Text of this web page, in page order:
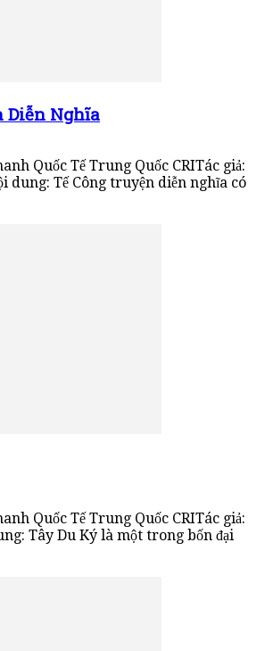
Diễn Nghĩa
Quốc Tế Trung Quốc CRITác giả:
dung: Tế Công truyện diễn nghĩa có
Quốc Tế Trung Quốc CRITác giả:
Tây Du Ký là một trong bốn đại